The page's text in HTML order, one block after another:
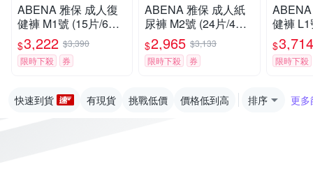
ABENA 雅保 成人復
健褲 M1號 (15片/6包/
箱)【杏一】
$3,222 $3,390
限時下殺
券
ABENA 雅保 成人紙
尿褲 M2號 (24片/4包/
箱)【杏一】
$2,965 $3,133
限時下殺
券
健褲
箱)【
$3,714
限時下殺
快速到貨 有現貨 挑戰低價 價格低到高 排序 更多